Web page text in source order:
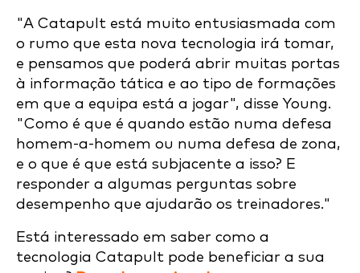
"A Catapult está muito entusiasmada com
o rumo que esta nova tecnologia irá tomar,
e pensamos que poderá abrir muitas portas
à informação tática e ao tipo de formações
em que a equipa está a jogar", disse Young.
"Como é que é quando estão numa defesa
homem-a-homem ou numa defesa de zona,
e o que é que está subjacente a isso? E
responder a algumas perguntas sobre
desempenho que ajudarão os treinadores."
Está interessado em saber como a
tecnologia Catapult pode beneficiar a sua